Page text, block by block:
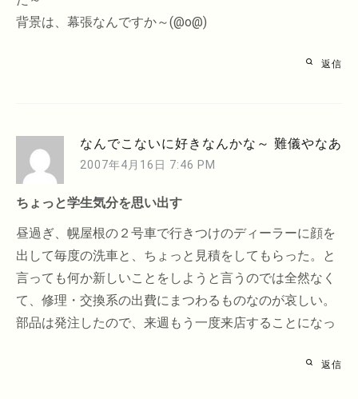
背景は、幕張なんですか～(@o@)
返信
なんでこないに好きなんかな～ 難儀やなあ
2007年4月16日 7:46 PM
ちょっと学生気分を思い出す
昼過ぎ、幌屋根の２号車で行きつけのディーラーに顔を
出して毎度の洗車と、ちょっと見積をしてもらった。と
言っても何か新しいことをしようと言うのでは全然なく
て、修理・交換系の出費にまつわるものなのが哀しい。
部品は発注したので、来週もう一度来店することになっ
返信